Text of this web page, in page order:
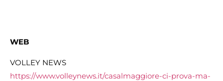
WEB
VOLLEY NEWS
https://www.volleynews.it/casalmaggiore-ci-prova-ma-